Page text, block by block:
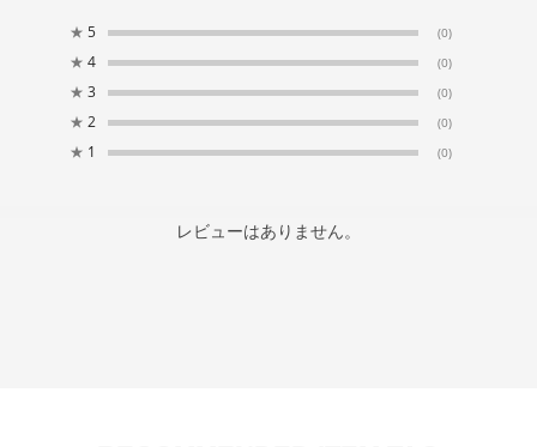
★ 5 (0)
★ 4 (0)
★ 3 (0)
★ 2 (0)
★ 1 (0)
レビューはありません。